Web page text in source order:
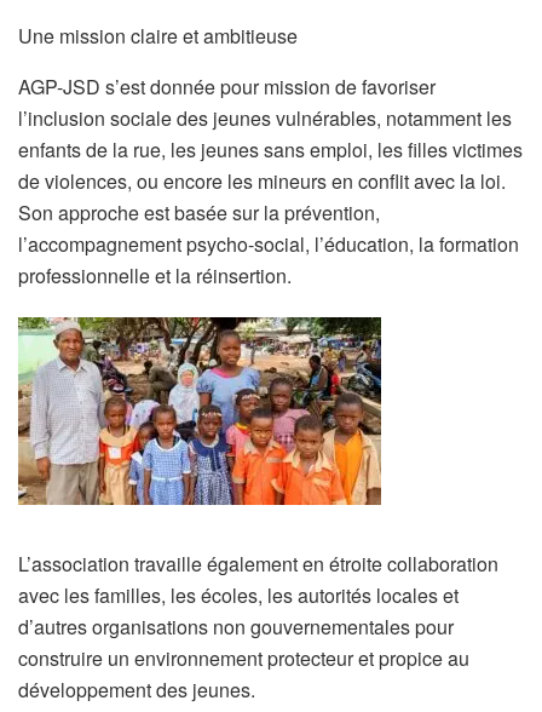
Une mission claire et ambitieuse
AGP-JSD s’est donnée pour mission de favoriser
l’inclusion sociale des jeunes vulnérables, notamment les
enfants de la rue, les jeunes sans emploi, les filles victimes
de violences, ou encore les mineurs en conflit avec la loi.
Son approche est basée sur la prévention,
l’accompagnement psycho-social, l’éducation, la formation
professionnelle et la réinsertion.
L’association travaille également en étroite collaboration
avec les familles, les écoles, les autorités locales et
d’autres organisations non gouvernementales pour
construire un environnement protecteur et propice au
développement des jeunes.